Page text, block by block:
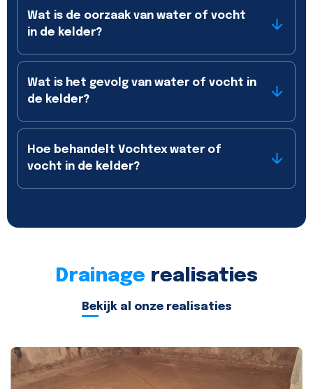
Wat is de oorzaak van water of vocht
in de kelder?
Wat is het gevolg van water of vocht in
de kelder?
Hoe behandelt Vochtex water of
vocht in de kelder?
Drainage realisaties
Bekijk al onze realisaties